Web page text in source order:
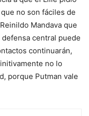
no son fáciles de
Mandava que
central puede
continuarán,
no lo
porque Putman vale